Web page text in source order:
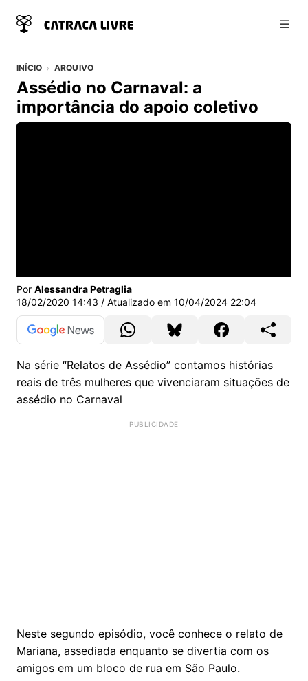
INÍCIO ARQUIVO
Assédio no Carnaval: a
importância do apoio coletivo
Vídeo do artigo
Por Alessandra Petraglia
18/02/2020 14:43 / Atualizado em 10/04/2024 22:04
Na série “Relatos de Assédio” contamos histórias
reais de três mulheres que vivenciaram situações de
assédio no Carnaval
Neste segundo episódio, você conhece o relato de
Mariana, assediada enquanto se divertia com os
amigos em um bloco de rua em São Paulo.